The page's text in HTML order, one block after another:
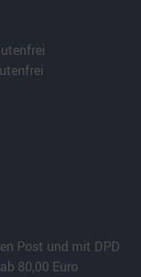
Post und mit DPD
80,00 Euro